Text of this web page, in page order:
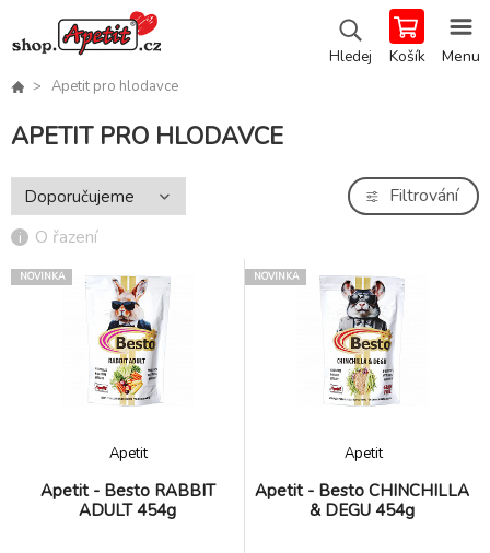
Hledej Košík Menu
Apetit pro hlodavce
APETIT PRO HLODAVCE
O řazení
Filtrování
NOVINKA
Apetit - Besto RABBIT
ADULT 454g
Apetit
NOVINKA
Apetit - Besto CHINCHILLA
& DEGU 454g
Apetit